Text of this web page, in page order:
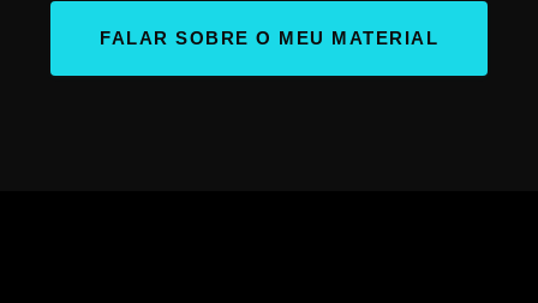
FALAR SOBRE O MEU MATERIAL